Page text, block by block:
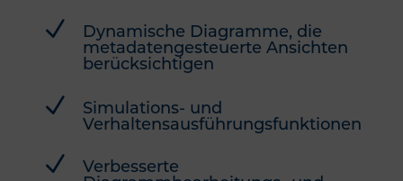
N
Dynamische Diagramme, die
metadatengesteuerte Ansichten
berücksichtigen
N
Simulations- und
Verhaltensausführungsfunktionen
N
Verbesserte